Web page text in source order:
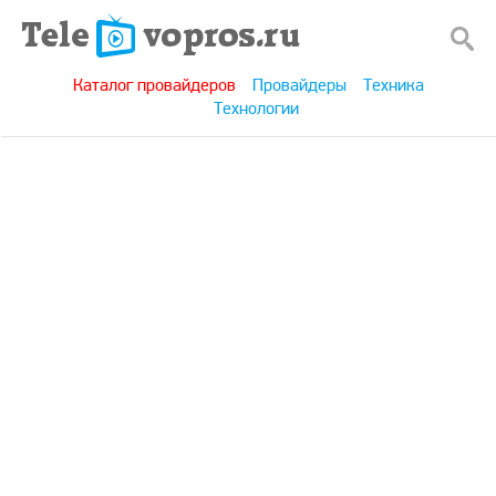
Каталог провайдеров Провайдеры
Техника
Технологии